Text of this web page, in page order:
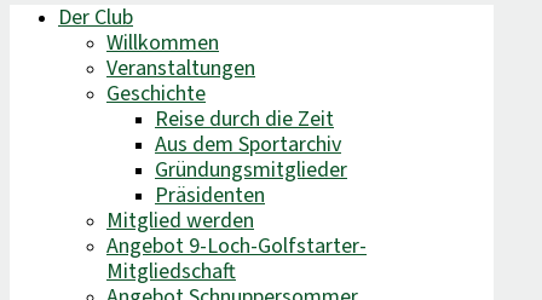
Der Club
Willkommen
Veranstaltungen
Geschichte
Reise durch die Zeit
Aus dem Sportarchiv
Gründungsmitglieder
Präsidenten
Mitglied werden
Angebot 9-Loch-Golfstarter-
Mitgliedschaft